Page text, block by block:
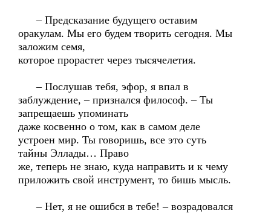
– Предсказание будущего оставим
оракулам. Мы его будем творить сегодня. Мы
заложим семя,
которое прорастет через тысячелетия.
– Послушав тебя, эфор, я впал в
заблуждение, – признался философ. – Ты
запрещаешь упоминать
даже косвенно о том, как в самом деле
устроен мир. Ты говоришь, все это суть
тайны Эллады… Право
же, теперь не знаю, куда направить и к чему
приложить свой инструмент, то бишь мысль.
– Нет, я не ошибся в тебе! – возрадовался